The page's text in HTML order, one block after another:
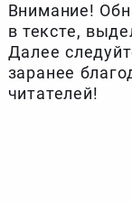
Внимание!
в тексте,
Далее
заранее
читателей!